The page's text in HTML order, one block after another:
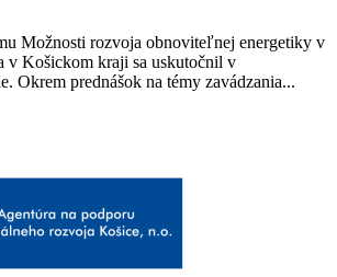
Možnosti rozvoja obnoviteľnej energetiky v
v Košickom kraji sa uskutočnil v
Okrem prednášok na témy zavádzania...